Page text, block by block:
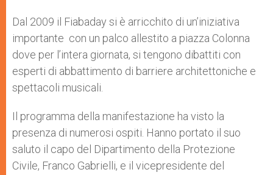
Dal 2009 il Fiabaday si è arricchito di un’iniziativa
importante con un palco allestito a piazza Colonna
dove per l’intera giornata, si tengono dibattiti con
esperti di abbattimento di barriere architettoniche e
spettacoli musicali.
Il programma della manifestazione ha visto la
presenza di numerosi ospiti. Hanno portato il suo
saluto il capo del Dipartimento della Protezione
Civile, Franco Gabrielli, e il vicepresidente del